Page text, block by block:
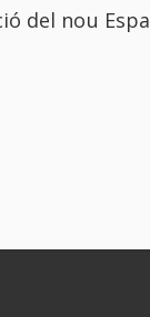
del nou